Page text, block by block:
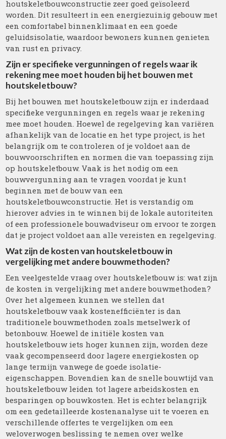
houtskeletbouwconstructie zeer goed geïsoleerd
worden. Dit resulteert in een energiezuinig gebouw met
een comfortabel binnenklimaat en een goede
geluidsisolatie, waardoor bewoners kunnen genieten
van rust en privacy.
Zijn er specifieke vergunningen of regels waar ik
rekening mee moet houden bij het bouwen met
houtskeletbouw?
Bij het bouwen met houtskeletbouw zijn er inderdaad
specifieke vergunningen en regels waar je rekening
mee moet houden. Hoewel de regelgeving kan variëren
afhankelijk van de locatie en het type project, is het
belangrijk om te controleren of je voldoet aan de
bouwvoorschriften en normen die van toepassing zijn
op houtskeletbouw. Vaak is het nodig om een
bouwvergunning aan te vragen voordat je kunt
beginnen met de bouw van een
houtskeletbouwconstructie. Het is verstandig om
hierover advies in te winnen bij de lokale autoriteiten
of een professionele bouwadviseur om ervoor te zorgen
dat je project voldoet aan alle vereisten en regelgeving.
Wat zijn de kosten van houtskeletbouw in
vergelijking met andere bouwmethoden?
Een veelgestelde vraag over houtskeletbouw is: wat zijn
de kosten in vergelijking met andere bouwmethoden?
Over het algemeen kunnen we stellen dat
houtskeletbouw vaak kostenefficiënter is dan
traditionele bouwmethoden zoals metselwerk of
betonbouw. Hoewel de initiële kosten van
houtskeletbouw iets hoger kunnen zijn, worden deze
vaak gecompenseerd door lagere energiekosten op
lange termijn vanwege de goede isolatie-
eigenschappen. Bovendien kan de snelle bouwtijd van
houtskeletbouw leiden tot lagere arbeidskosten en
besparingen op bouwkosten. Het is echter belangrijk
om een gedetailleerde kostenanalyse uit te voeren en
verschillende offertes te vergelijken om een
weloverwogen beslissing te nemen over welke